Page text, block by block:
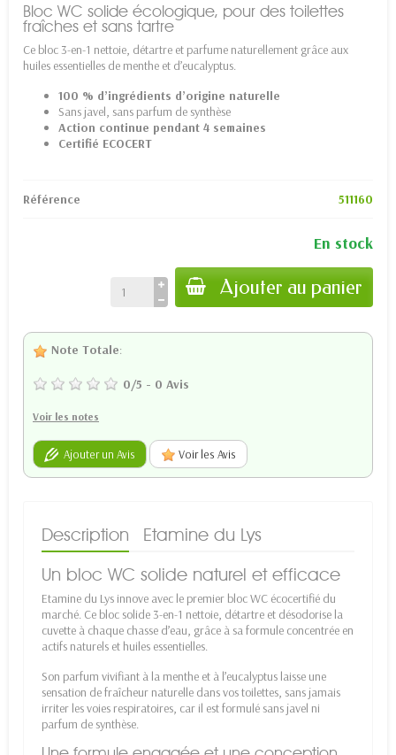
Bloc WC solide écologique, pour des toilettes
fraîches et sans tartre
Ce bloc 3-en-1 nettoie, détartre et parfume naturellement grâce aux
huiles essentielles de menthe et d’eucalyptus.
100 % d’ingrédients d’origine naturelle
Sans javel, sans parfum de synthèse
Action continue pendant 4 semaines
Certifié ECOCERT
Référence 511160
En stock
Ajouter au panier
Note Totale:
0/5 - 0 Avis
Voir les notes
Ajouter un Avis Voir les Avis
Description
Etamine du Lys
Un bloc WC solide naturel et efficace
Etamine du Lys innove avec le premier bloc WC écocertifié du
marché. Ce bloc solide 3-en-1 nettoie, détartre et désodorise la
cuvette à chaque chasse d’eau, grâce à sa formule concentrée en
actifs naturels et huiles essentielles.
Son parfum vivifiant à la menthe et à l’eucalyptus laisse une
sensation de fraîcheur naturelle dans vos toilettes, sans jamais
irriter les voies respiratoires, car il est formulé sans javel ni
parfum de synthèse.